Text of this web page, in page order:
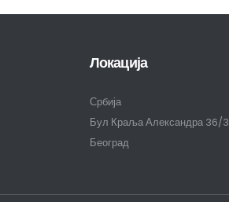
Локација
Србија
Бул Краља Александра 36/3
Београд